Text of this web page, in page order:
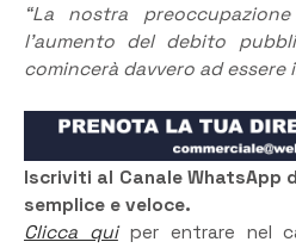
“La nostra
l’aumento del debito
comincerà davvero ad essere
Iscriviti al Canale WhatsApp
semplice e veloce.
Clicca quiper entrare nel